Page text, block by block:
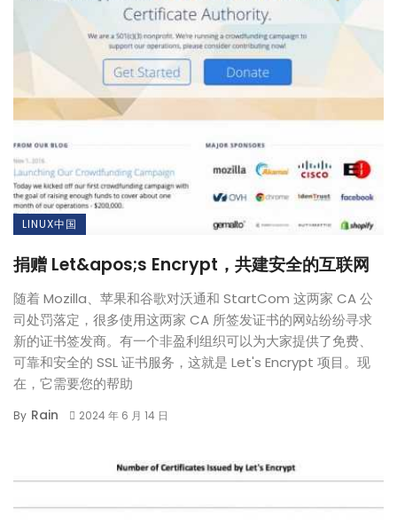
LINUX中国
捐赠 Let&apos;s Encrypt，共建安全的互联网
随着 Mozilla、苹果和谷歌对沃通和 StartCom 这两家 CA 公
司处罚落定，很多使用这两家 CA 所签发证书的网站纷纷寻求
新的证书签发商。有一个非盈利组织可以为大家提供了免费、
可靠和安全的 SSL 证书服务，这就是 Let's Encrypt 项目。现
在，它需要您的帮助
By Rain 2024 年 6 月 14 日